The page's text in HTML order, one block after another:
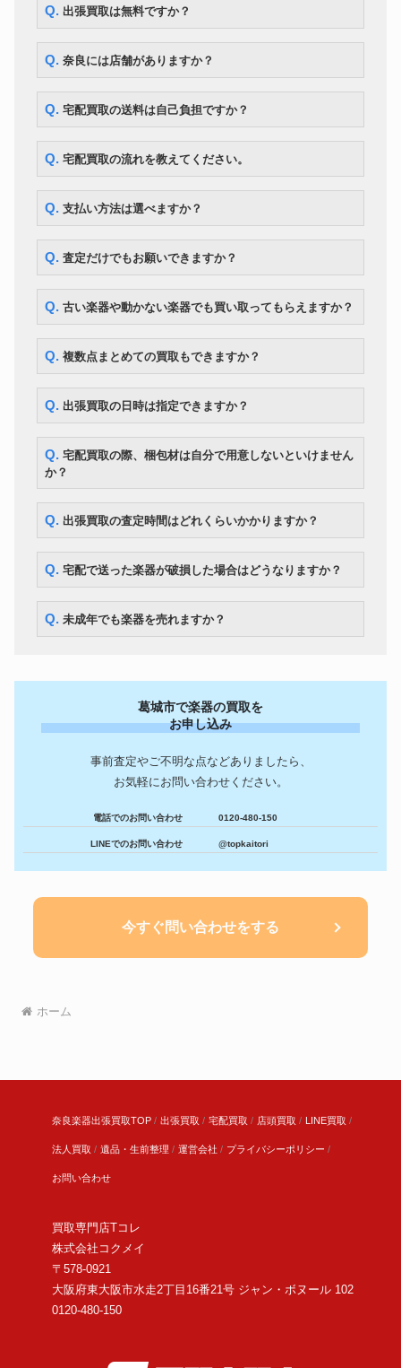
ホルン 62,300円
ユーフォニアム ウィルソン TA-2900
Q. 出張買取は無料ですか？
Q. 奈良には店舗がありますか？
Q. 宅配買取の送料は自己負担ですか？
Q. 宅配買取の流れを教えてください。
Q. 支払い方法は選べますか？
Q. 査定だけでもお願いできますか？
Q. 古い楽器や動かない楽器でも買い取ってもらえますか？
Q. 複数点まとめての買取もできますか？
Q. 出張買取の日時は指定できますか？
Q. 宅配買取の際、梱包材は自分で用意しないといけません
か？
Q. 出張買取の査定時間はどれくらいかかりますか？
Q. 宅配で送った楽器が破損した場合はどうなりますか？
Q. 未成年でも楽器を売れますか？
葛城市で楽器の買取を
お申し込み
事前査定やご不明な点などありましたら、
お気軽にお問い合わせください。
電話でのお問い合わせ 0120-480-150
LINEでのお問い合わせ @topkaitori
今すぐ問い合わせをする
ホーム
奈良楽器出張買取TOP 出張買取 宅配買取 店頭買取 LINE買取
法人買取 遺品・生前整理 運営会社 プライバシーポリシー
お問い合わせ
買取専門店Tコレ
株式会社コクメイ
〒578-0921
大阪府東大阪市水走2丁目16番21号 ジャン・ボヌール 102
0120-480-150